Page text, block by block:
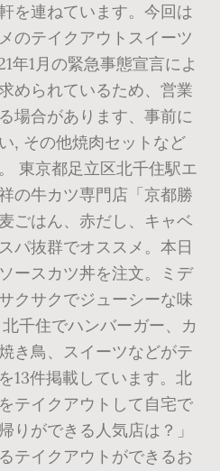
を連ねています。今回は
のテイクアウトスイーツ
年1月の緊急事態宣言によ
められているため、営業
場合があります、事前に
, その他焼肉セットなど
東京都足立区北千住駅エ
の牛カツ専門店「京都勝
ごはん、赤だし、キャベ
パ抜群でオススメ。本日
ースカツ丼を注文。ミデ
クサクでジューシーな味
千住でハンバーガー、カ
き鳥、スイーツなどがテ
13件掲載しています。北
テイクアウトして自宅で
りができる人気店は？」
テイクアウトができるお